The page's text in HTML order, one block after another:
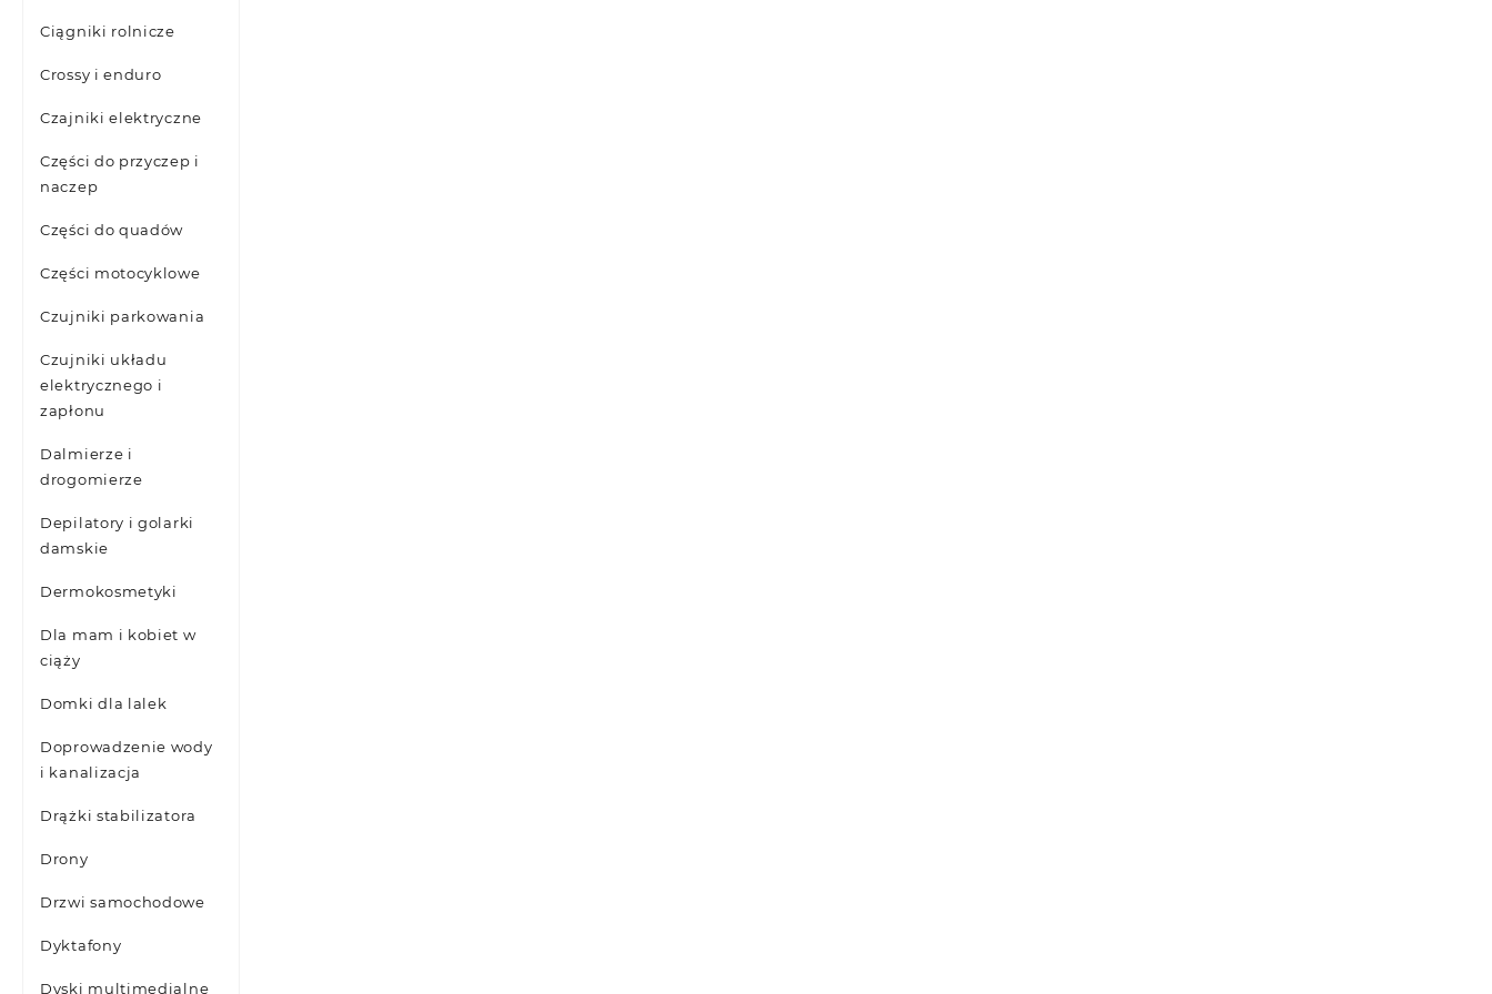
Ciągniki rolnicze
Crossy i enduro
Czajniki elektryczne
Części do przyczep i
naczep
Części do quadów
Części motocyklowe
Czujniki parkowania
Czujniki układu
elektrycznego i
zapłonu
Dalmierze i
drogomierze
Depilatory i golarki
damskie
Dermokosmetyki
Dla mam i kobiet w
ciąży
Domki dla lalek
Doprowadzenie wody
i kanalizacja
Drążki stabilizatora
Drony
Drzwi samochodowe
Dyktafony
Dyski multimedialne